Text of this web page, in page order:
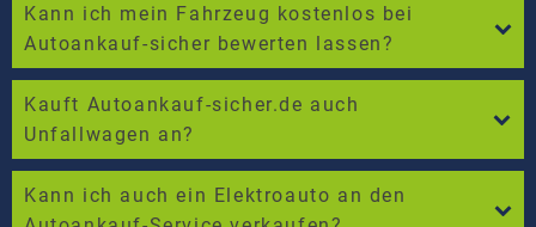
Kann ich mein Fahrzeug kostenlos bei
Autoankauf-sicher bewerten lassen?
Kauft Autoankauf-sicher.de auch
Unfallwagen an?
Kann ich auch ein Elektroauto an den